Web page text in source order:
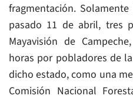
fragmentación.
pasado 11 de abril, tres
Mayavisión de
horas por pobladores de
dicho estado, como una
Comisión Nacional